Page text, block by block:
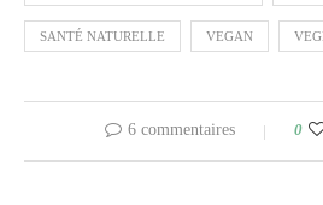
SANTÉ NATURELLE VEGAN
6 commentaires 0